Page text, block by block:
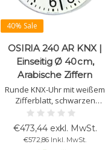
40% Sale
OSIRIA 240 AR KNX |
Einseitig Ø 40 cm,
Arabische Ziffern
Runde KNX-Uhr mit weißem
Zifferblatt, schwarzen
arabischen Zahlen,
Stunden-/Minutenzeigern
und rotem Sekundenzeiger.
€473,44 exkl. MwSt.
€572,86 Inkl. MwSt.